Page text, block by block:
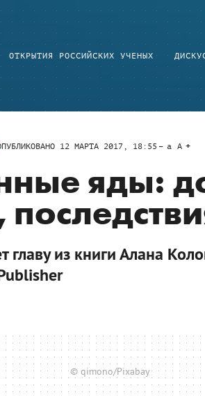
ОТКРЫТИЯ РОССИЙСКИХ УЧЕНЫХ
12 МАРТА 2017, 18:55 a A
яды:
главу из книги Алана
© qimono/Pixabay